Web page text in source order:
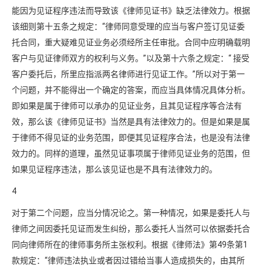
能因为见证程序违法而导致该《律师见证书》缺乏法律效力。根据
该细则第十五条之规定：“律师同意受理的应当与客户签订见证委
托合同，重大疑难见证业务必须经所主任审批。合同中应明确载明
客户与见证律师双方的权利与义务。”以及第十六条之规定：“ 接受
客户委托后，所里应指派两名律师进行见证工作。”所以对于第一
个问题，并不能得出一个确定的答案，而应当具体情况具体分析。
即如果是属于律师可以承办的见证业务，且其见证程序等合法有
效，那么该《律师见证书》当然是具有法律效力的。但是如果是属
于律师不得见证的业务范围，即便其见证程序合法，也是没有法律
效力的。同样的道理，虽然见证事项属于律师见证业务的范围，但
如果见证程序违法，那么该见证也是不具有法律效力的。
4
对于第二个问题，应当分情况论之。第一种情况，如果是委托人与
律师之间因委托见证而发生纠纷，那么委托人当然可以依据委托合
同向律师所在的律师事务所主张权利。根据《律师法》第49条第1
款规定：“律师违法执业或者因过错给当事人造成损失的，由其所